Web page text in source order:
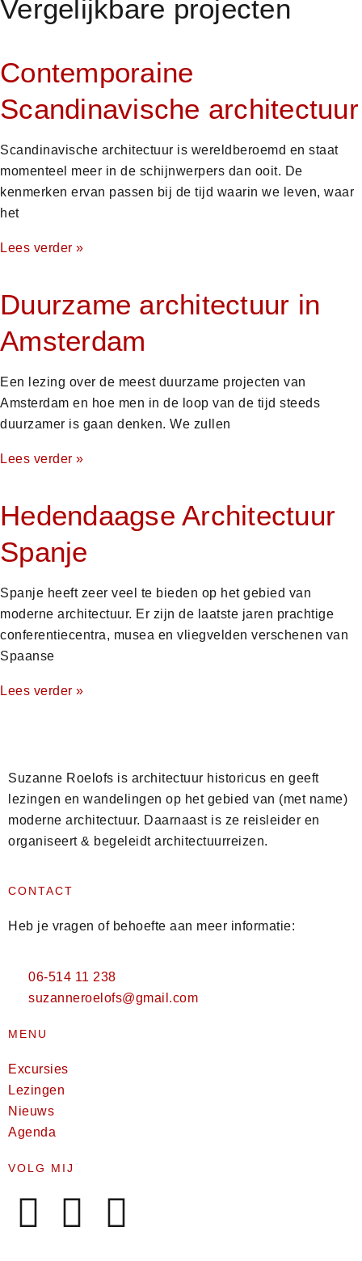
Vergelijkbare projecten
Contemporaine
Scandinavische architectuur
Scandinavische architectuur is wereldberoemd en staat
momenteel meer in de schijnwerpers dan ooit. De
kenmerken ervan passen bij de tijd waarin we leven, waar
het
Lees verder »
Duurzame architectuur in
Amsterdam
Een lezing over de meest duurzame projecten van
Amsterdam en hoe men in de loop van de tijd steeds
duurzamer is gaan denken. We zullen
Lees verder »
Hedendaagse Architectuur
Spanje
Spanje heeft zeer veel te bieden op het gebied van
moderne architectuur. Er zijn de laatste jaren prachtige
conferentiecentra, musea en vliegvelden verschenen van
Spaanse
Lees verder »
Suzanne Roelofs is architectuur historicus en geeft
lezingen en wandelingen op het gebied van (met name)
moderne architectuur. Daarnaast is ze reisleider en
organiseert & begeleidt architectuurreizen.
CONTACT
Heb je vragen of behoefte aan meer informatie:
06-514 11 238
suzanneroelofs@gmail.com
MENU
Excursies
Lezingen
Nieuws
Agenda
VOLG MIJ